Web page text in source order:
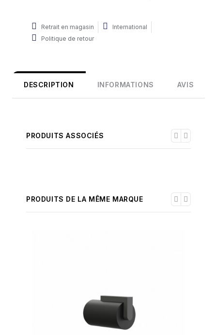
Retrait en magasin
International
Politique de retour
DESCRIPTION INFORMATIONS AVIS
PRODUITS ASSOCIÉS
PRODUITS DE LA MÊME MARQUE